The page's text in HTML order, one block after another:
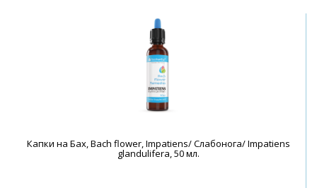
Капки на Бах, Bach flower, Impatiens/ Слабонога/ Impatiens
glandulifera, 50 мл.